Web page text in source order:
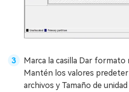
Marca la casilla Dar formato
Mantén los valores
archivos y Tamaño de